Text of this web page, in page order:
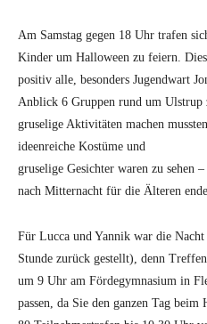
Am Samstag gegen 18 Uhr trafen
Kinder um Halloween zu feiern.
positiv alle, besonders Jugendwart
Anblick 6 Gruppen rund um Ulstrup
gruselige Aktivitäten machen
ideenreiche Kostüme und
gruselige Gesichter waren zu sehen
nach Mitternacht für die Älteren
Für Lucca und Yannik war die
Stunde zurück gestellt), denn
um 9 Uhr am Fördegymnasium in
passen, da Sie den ganzen Tag